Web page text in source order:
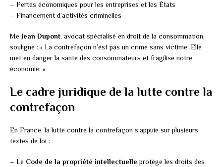
– Pertes économiques pour les entreprises et les États
– Financement d’activités criminelles
Me Jean Dupont, avocat spécialisé en droit de la consommation,
souligne : « La contrefaçon n’est pas un crime sans victime. Elle
met en danger la santé des consommateurs et fragilise notre
économie. »
Le cadre juridique de la lutte contre la
contrefaçon
En France, la lutte contre la contrefaçon s’appuie sur plusieurs
textes de loi :
– Le Code de la propriété intellectuelle protège les droits des